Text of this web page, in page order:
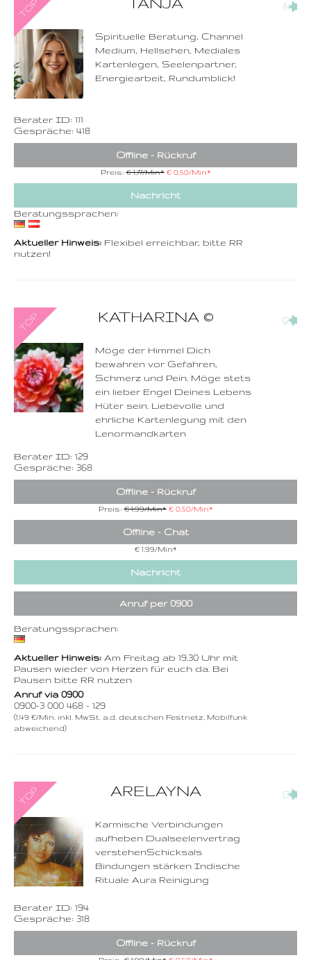
(47)
Spirituelle Beratung, Channel
Medium, Hellsehen, Mediales
Kartenlegen, Seelenpartner,
Energiearbeit, Rundumblick!
Berater ID: 111
Gespräche: 418
Offline - Rückruf
Preis:€ 1,77/Min* € 0,50/Min*
Nachricht
1,49 €/Min. inkl. MwSt.
Wählen Sie diese
Rufnummer inklusive
dem Beratercode
Zurück
Beratungssprachen:
Aktueller Hinweis: Flexibel erreichbar, bitte RR
nutzen!
KATHARINA © (26)
Möge der Himmel Dich
bewahren vor Gefahren,
Schmerz und Pein. Möge stets
ein lieber Engel Deines Lebens
Hüter sein. Liebevolle und
ehrliche Kartenlegung mit den
Lenormandkarten
Berater ID: 129
Gespräche: 368
Offline - Rückruf
Preis:€ 1,99/Min* € 0,50/Min*
Offline - Chat
€ 1,99/Min*
Nachricht
Anruf per 0900
0900-3 000 468 - 129
1,49 €/Min. inkl. MwSt.
Wählen Sie diese
Rufnummer inklusive
dem Beratercode
Zurück
Beratungssprachen:
Aktueller Hinweis: Am Freitag ab 19.30 Uhr mit
Pausen wieder von Herzen für euch da. Bei
Pausen bitte RR nutzen
Anruf via 0900
0900-3 000 468 - 129
(1,49 €/Min. inkl. MwSt. a.d. deutschen Festnetz, Mobilfunk
abweichend)
ARELAYNA (30)
Karmische Verbindungen
aufheben Dualseelenvertrag
verstehenSchicksals
Bindungen stärken Indische
Rituale Aura Reinigung
Berater ID: 194
Gespräche: 318
Offline - Rückruf
0900-3 000 468 - 194
1,49 €/Min. inkl. MwSt.
Wählen Sie diese
Rufnummer inklusive
dem Beratercode
Zurück